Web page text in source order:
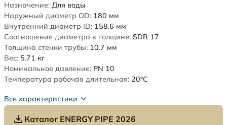
Назначение: Для воды
Наружный диаметр OD: 180 мм
Внутренний диаметр ID: 158.6 мм
Соотношение диаметра к толщине: SDR 17
Толщина стенки трубы: 10.7 мм
Вес: 5.71 кг
Номинальное давление: PN 10
Температура рабочая длительная: 20°C
Все характеристики
Каталог ENERGY PIPE 2026